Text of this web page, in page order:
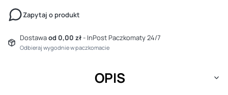
Zapytaj o produkt
Dostawaod 0,00 zł- InPost Paczkomaty 24/7
Odbieraj wygodnie w paczkomacie
OPIS